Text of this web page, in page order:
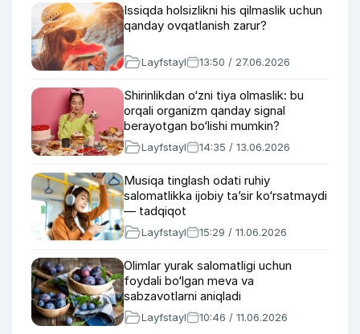
Issiqda holsizlikni his qilmaslik uchun
qanday ovqatlanish zarur?
Layfstayl 13:50 / 27.06.2026
Shirinlikdan o‘zni tiya olmaslik: bu
orqali organizm qanday signal
berayotgan bo‘lishi mumkin?
Layfstayl 14:35 / 13.06.2026
Musiqa tinglash odati ruhiy
salomatlikka ijobiy ta’sir ko‘rsatmaydi
— tadqiqot
Layfstayl 15:29 / 11.06.2026
Olimlar yurak salomatligi uchun
foydali bo‘lgan meva va
sabzavotlarni aniqladi
Layfstayl 10:46 / 11.06.2026